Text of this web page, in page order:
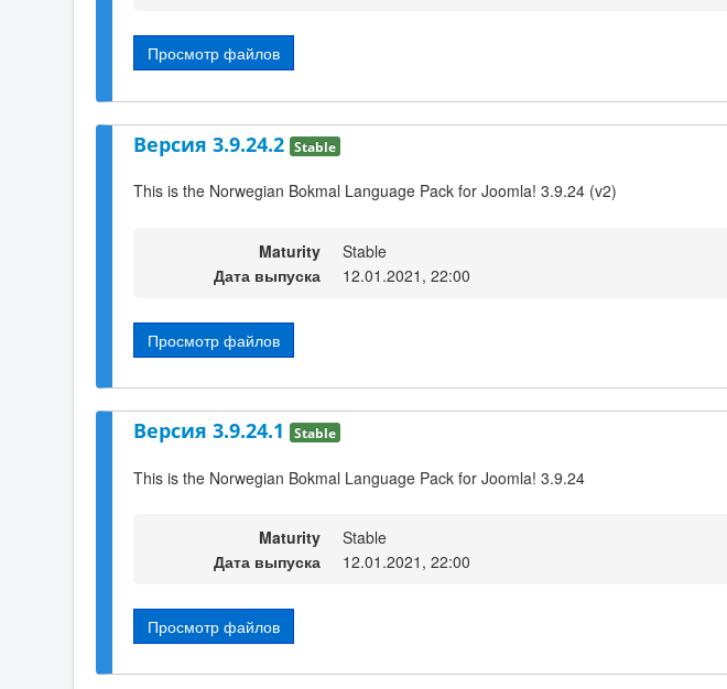
Просмотр файлов
Версия 3.9.24.2 Stable
This is the Norwegian Bokmal Language Pack for Joomla! 3.9.24 (v2)
Maturity
Stable
Дата выпуска
12.01.2021, 22:00
Просмотр файлов
Версия 3.9.24.1 Stable
This is the Norwegian Bokmal Language Pack for Joomla! 3.9.24
Maturity
Stable
Дата выпуска
12.01.2021, 22:00
Просмотр файлов